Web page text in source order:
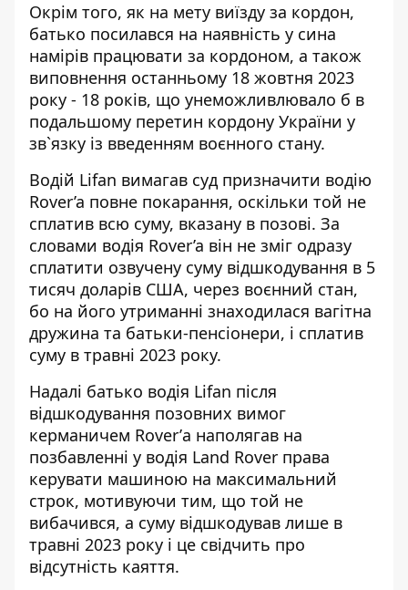
Окрім того, як на мету виїзду за кордон,
батько посилався на наявність у сина
намірів працювати за кордоном, а також
виповнення останньому 18 жовтня 2023
року - 18 років, що унеможливлювало б в
подальшому перетин кордону України у
зв`язку із введенням воєнного стану.
Водій Lifan вимагав суд призначити водію
Rover’a повне покарання, оскільки той не
сплатив всю суму, вказану в позові. За
словами водія Rover’a він не зміг одразу
сплатити озвучену суму відшкодування в 5
тисяч доларів США, через воєнний стан,
бо на його утриманні знаходилася вагітна
дружина та батьки-пенсіонери, і сплатив
суму в травні 2023 року.
Надалі батько водія Lifan після
відшкодування позовних вимог
керманичем Rover’а наполягав на
позбавленні у водія Land Rover права
керувати машиною на максимальний
строк, мотивуючи тим, що той не
вибачився, а суму відшкодував лише в
травні 2023 року і це свідчить про
відсутність каяття.